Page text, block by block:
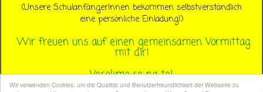
Wir verwenden Cookies, um die Qualität und Benutzerfreundlichkeit der Webseite zu
(Unsere SchulanfängerInnen bekommen selbstverständlich
eine persönliche Einladung!)
Wir freuen uns auf einen gemeinsamen Vormittag
mit dir!
Veselimo se na te!